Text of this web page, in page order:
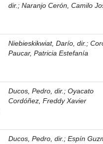
dir. ;Naranjo Cerón, Camilo
Niebieskikwiat, Darío, dir. ;
Paucar, Patricia Estefanía
Ducos, Pedro, dir. ;Oyacato
Cordóñez, Freddy Xavier
Ducos, Pedro, dir. ;Espín